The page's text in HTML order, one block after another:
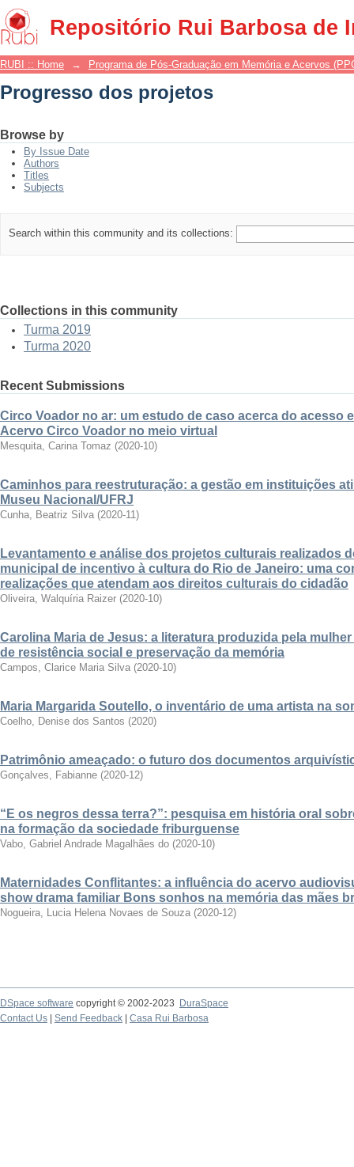
Repositório Rui Barbosa de
Progresso dos projetos
RUBI :: Home → Programa de Pós-Graduação em Memória e Acervos
Progresso dos projetos
Browse by
By Issue Date
Authors
Titles
Subjects
Search within this community and its collections:
Collections in this community
Turma 2019
Turma 2020
Recent Submissions
Circo Voador no ar: um estudo de caso acerca do acesso
Acervo Circo Voador no meio virtual
Mesquita, Carina Tomaz (2020-10)
Caminhos para reestruturação: a gestão em instituições
Museu Nacional/UFRJ
Cunha, Beatriz Silva (2020-11)
Levantamento e análise dos projetos culturais realizados
municipal de incentivo à cultura do Rio de Janeiro: uma
realizações que atendam aos direitos culturais do cidadão
Oliveira, Walquíria Raizer (2020-10)
Carolina Maria de Jesus: a literatura produzida pela
de resistência social e preservação da memória
Campos, Clarice Maria Silva (2020-10)
Maria Margarida Soutello, o inventário de uma artista na
Coelho, Denise dos Santos (2020)
Patrimônio ameaçado: o futuro dos documentos
Gonçalves, Fabianne (2020-12)
“E os negros dessa terra?”: pesquisa em história oral
na formação da sociedade friburguense
Vabo, Gabriel Andrade Magalhães do (2020-10)
Maternidades Conflitantes: a influência do acervo
show drama familiar Bons sonhos na memória das mães
Nogueira, Lucia Helena Novaes de Souza (2020-12)
DSpace software copyright © 2002-2023
DuraSpace
Contact Us
Send Feedback Casa Rui Barbosa